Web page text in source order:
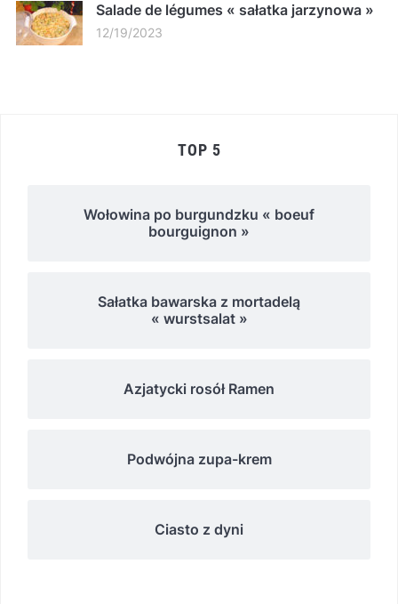
Salade de légumes « sałatka jarzynowa »
12/19/2023
TOP 5
Wołowina po burgundzku « boeuf
bourguignon »
Sałatka bawarska z mortadelą
« wurstsalat »
Azjatycki rosół Ramen
Podwójna zupa-krem
Ciasto z dyni